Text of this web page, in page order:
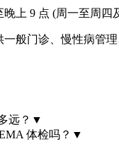
上 9 点 (周一至周
般门诊、慢性病管
远？ ▼
体检吗？ ▼